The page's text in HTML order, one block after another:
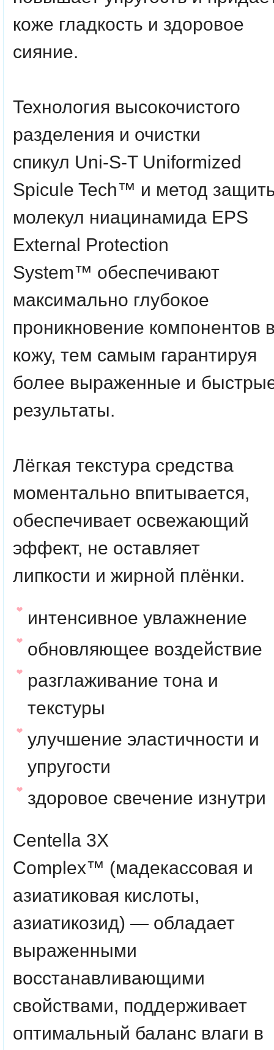
коже гладкость и здоровое
сияние.
Технология высокочистого
разделения и очистки
спикул Uni-S-T Uniformized
Spicule Tech™ и метод
молекул ниацинамида EPS
External Protection
System™ обеспечивают
максимально глубокое
проникновение компонентов
кожу, тем самым гарантируя
более выраженные и
результаты.
Лёгкая текстура средства
моментально впитывается,
обеспечивает освежающий
эффект, не оставляет
липкости и жирной плёнки.
интенсивное увлажнение
обновляющее воздействие
разглаживание тона и
текстуры
улучшение эластичности и
упругости
здоровое свечение изнутри
Centella 3X
Complex™ (мадекассовая и
азиатиковая кислоты,
азиатикозид) — обладает
выраженными
восстанавливающими
свойствами, поддерживает
оптимальный баланс влаги в